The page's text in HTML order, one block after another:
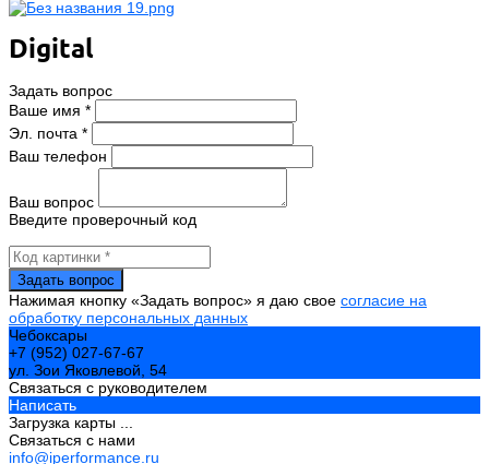
Digital
Задать вопрос
Ваше имя *
Эл. почта *
Ваш телефон
Ваш вопрос
Введите проверочный код
Нажимая кнопку «Задать вопрос» я даю свое согласие на
обработку персональных данных
Чебоксары
+7 (952) 027-67-67
ул. Зои Яковлевой, 54
Связаться с руководителем
Написать
Загрузка карты ...
Связаться с нами
info@iperformance.ru